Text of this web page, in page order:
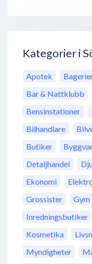
Kategorier i
Apotek
Bar & Nattklubb
Bensinstationer
Bilhandlare
Butiker
Detaljhandel
Ekonomi
Grossister
Gym
Inredningsbutiker
Kosmetika
Myndigheter